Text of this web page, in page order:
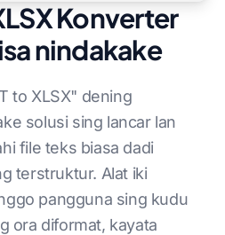
Konverter
nindakake
to XLSX" dening
solusi sing lancar lan
file teks biasa dadi
terstruktur. Alat iki
pangguna sing kudu
ora diformat, kayata